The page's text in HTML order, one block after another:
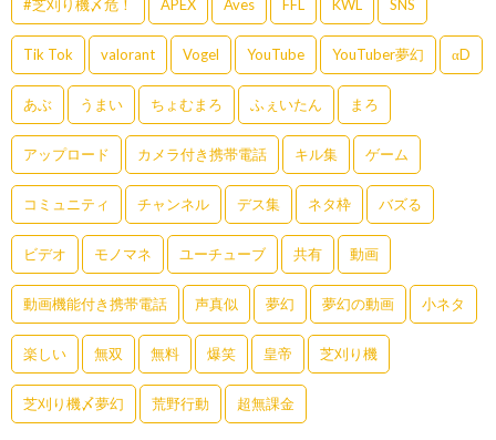
#芝刈り機〆危！ APEX Aves FFL KWL SNS
Tik Tok valorant Vogel YouTube YouTuber夢幻 αD
あぶ うまい ちょむまろ ふぇいたん まろ
アップロード カメラ付き携帯電話 キル集 ゲーム
コミュニティ チャンネル デス集 ネタ枠 バズる
ビデオ モノマネ ユーチューブ 共有 動画
動画機能付き携帯電話 声真似 夢幻 夢幻の動画 小ネタ
楽しい 無双 無料 爆笑 皇帝 芝刈り機
芝刈り機〆夢幻 荒野行動 超無課金